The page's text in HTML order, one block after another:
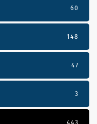
60
148
47
3
443